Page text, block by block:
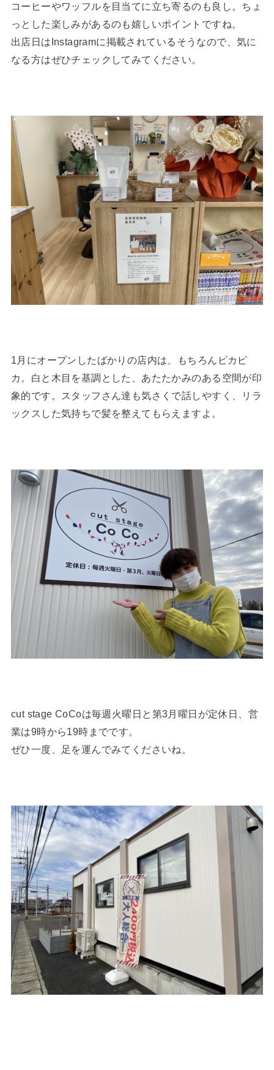
コーヒーやワッフルを目当てに立ち寄るのも良し。ちょ
っとした楽しみがあるのも嬉しいポイントですね。
出店日はInstagramに掲載されているそうなので、気に
なる方はぜひチェックしてみてください。
1月にオープンしたばかりの店内は、もちろんピカピ
カ。白と木目を基調とした、あたたかみのある空間が印
象的です。スタッフさん達も気さくで話しやすく、リラ
ックスした気持ちで髪を整えてもらえますよ。
cut stage CoCoは毎週火曜日と第3月曜日が定休日、営
業は9時から19時までです。
ぜひ一度、足を運んでみてくださいね。